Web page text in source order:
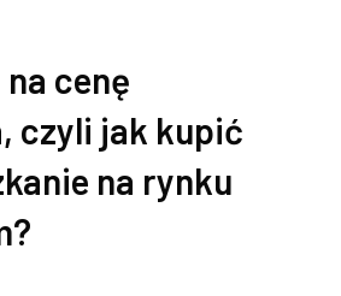
cenę
czyli jak kupić
na rynku